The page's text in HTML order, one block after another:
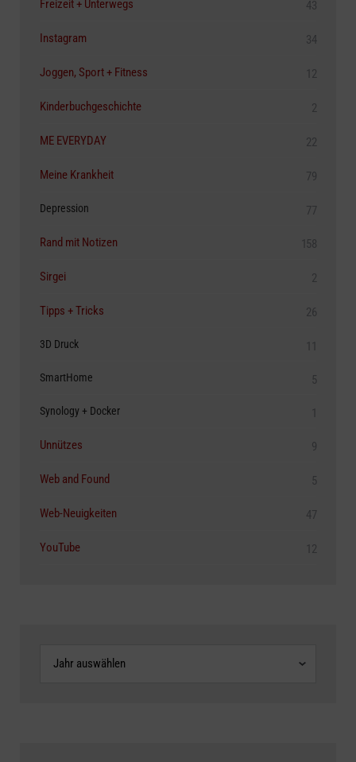
Freizeit + Unterwegs 43
Instagram 34
Joggen, Sport + Fitness 12
Kinderbuchgeschichte 2
ME EVERYDAY 22
Meine Krankheit 79
Depression 77
Rand mit Notizen 158
Sirgei 2
Tipps + Tricks 26
3D Druck 11
SmartHome 5
Synology + Docker 1
Unnützes 9
Web and Found 5
Web-Neuigkeiten 47
YouTube 12